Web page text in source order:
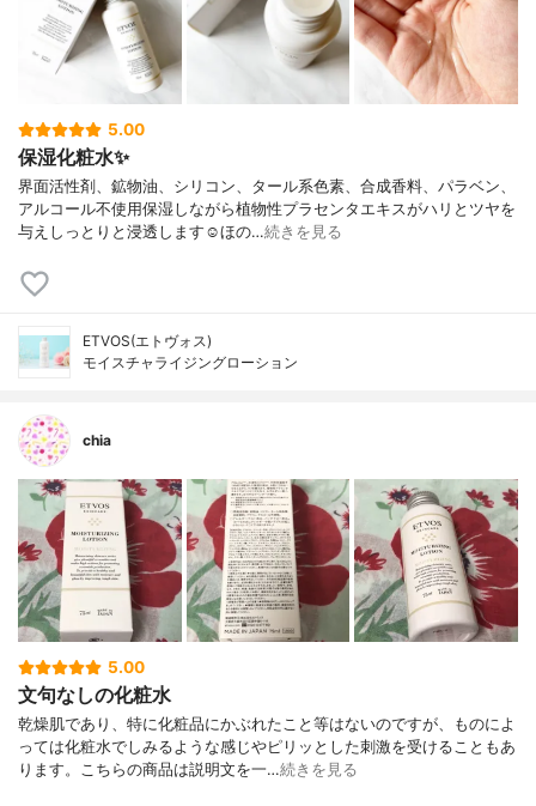
5.00
保湿化粧水✨
界面活性剤、鉱物油、シリコン、タール系色素、合成香料、パラベン、
アルコール不使用保湿しながら植物性プラセンタエキスがハリとツヤを
与えしっとりと浸透します☺︎ほの…続きを見る
ETVOS(エトヴォス)
モイスチャライジングローション
chia
5.00
文句なしの化粧水
乾燥肌であり、特に化粧品にかぶれたこと等はないのですが、ものによ
っては化粧水でしみるような感じやピリッとした刺激を受けることもあ
ります。こちらの商品は説明文を一…続きを見る